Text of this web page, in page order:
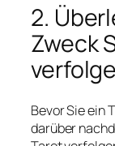
2.
Zweck
Bevor Sie ein
darüber